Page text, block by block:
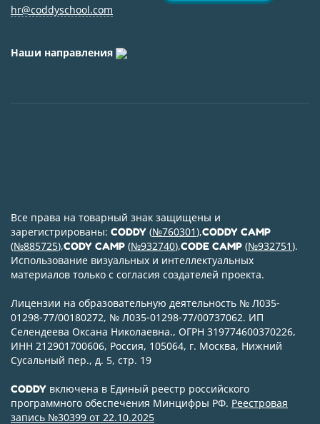
hr@coddyschool.com
Наши направления
Все права на товарный знак защищены и
зарегистрированы: CODDY (№760301),CODDY CAMP
(№885725),CODY CAMP (№932740),CODE CAMP (№932751).
Использование визуальных и интеллектуальных
материалов только с согласия создателей проекта.
Лицензии на образовательную деятельность № Л035-
01298-77/00180272, № Л035-01298-77/00737062. ИП
Селендеева Оксана Николаевна., ОГРН 319774600370226,
ИНН 212901700606, Россия, 105064, г. Москва, Нижний
Сусальный пер., д. 5, стр. 19
CODDY включена в Единый реестр российского
программного обеспечения Минцифры РФ. Реестровая
запись №30399 от 22.10.2025